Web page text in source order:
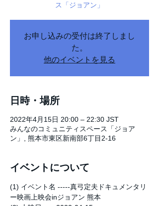
ス「ジョアン」
お申し込みの受付は終了しまし
た。
他のイベントを見る
日時・場所
2022年4月15日 20:00 – 22:30 JST
みんなのコミュニティスペース「ジョア
ン」, 熊本市東区新南部6丁目2-16
イベントについて
(1) イベント名 -----真弓定夫ドキュメンタリ
ー映画上映会inジョアン 熊本